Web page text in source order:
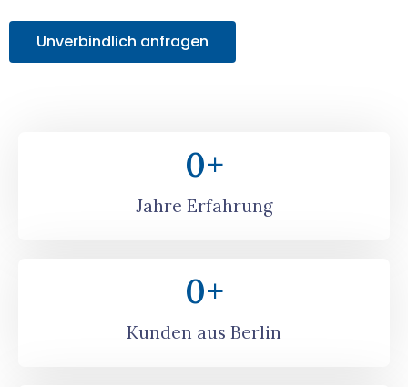
Unverbindlich anfragen
Jahre Erfahrung
0+
Kunden aus Berlin
0+